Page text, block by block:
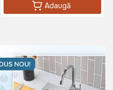
Adaugă